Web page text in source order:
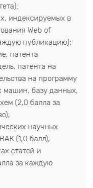
индексируемых в
Web of
публикацию);
патента
патента на
на программу
машин, базу данных,
(2,0 балла за
научных
(1,0 балл);
статей и
за каждую